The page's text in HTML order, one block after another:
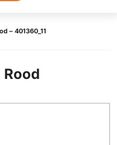
– 401360_11